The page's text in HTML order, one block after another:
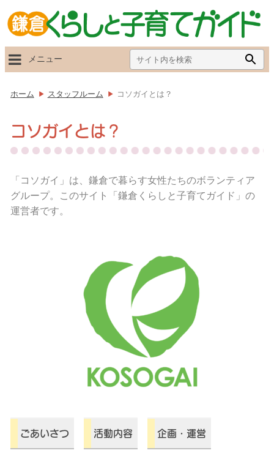
Search
for:
メニュー
ホーム スタッフルーム コソガイとは？
コソガイとは？
「コソガイ」は、鎌倉で暮らす女性たちのボランティア
グループ。このサイト「鎌倉くらしと子育てガイド」の
運営者です。
ごあいさつ 活動内容 企画・運営